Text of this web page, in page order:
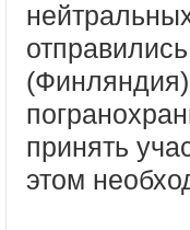
(Финляндия)
принять
этом